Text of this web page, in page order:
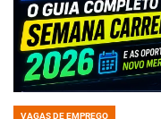
VAGAS DE EMPREGO